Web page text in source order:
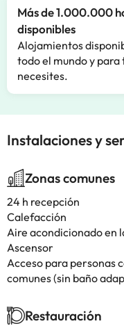
Más de 1.000.000
disponibles
Alojamientos
todo el mundo y para
necesites.
Instalaciones y
Zonas comunes
24 h recepción
Calefacción
Aire acondicionado en
Ascensor
Acceso para personas
comunes (sin baño
Restauración